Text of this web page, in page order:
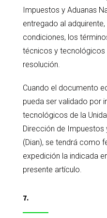
Impuestos y Aduanas
entregado al
condiciones, los
técnicos y
resolución.
Cuando el documento
pueda ser validado por
tecnológicos de la
Dirección de Impuestos
(Dian), se tendrá como
expedición la indicada
presente artículo.
7.